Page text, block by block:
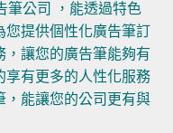
筆公司 ，能透過特色
提供個性化廣告筆訂
讓您的廣告筆能夠有
有更多的人性化服務
能讓您的公司更有與